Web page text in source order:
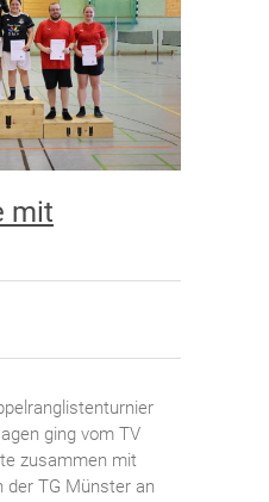
mit
ging vom TV
zusammen mit
der TG Münster an